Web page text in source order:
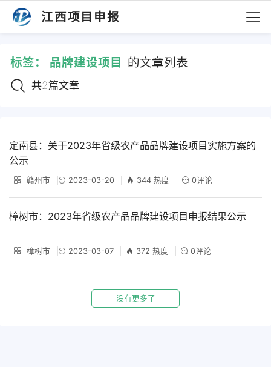
江西项目申报
标签： 品牌建设项目 的文章列表
共2篇文章
定南县：关于2023年省级农产品品牌建设项目实施方案的
公示
赣州市 2023-03-20 344 热度 0评论
樟树市：2023年省级农产品品牌建设项目申报结果公示
樟树市 2023-03-07 372 热度 0评论
没有更多了